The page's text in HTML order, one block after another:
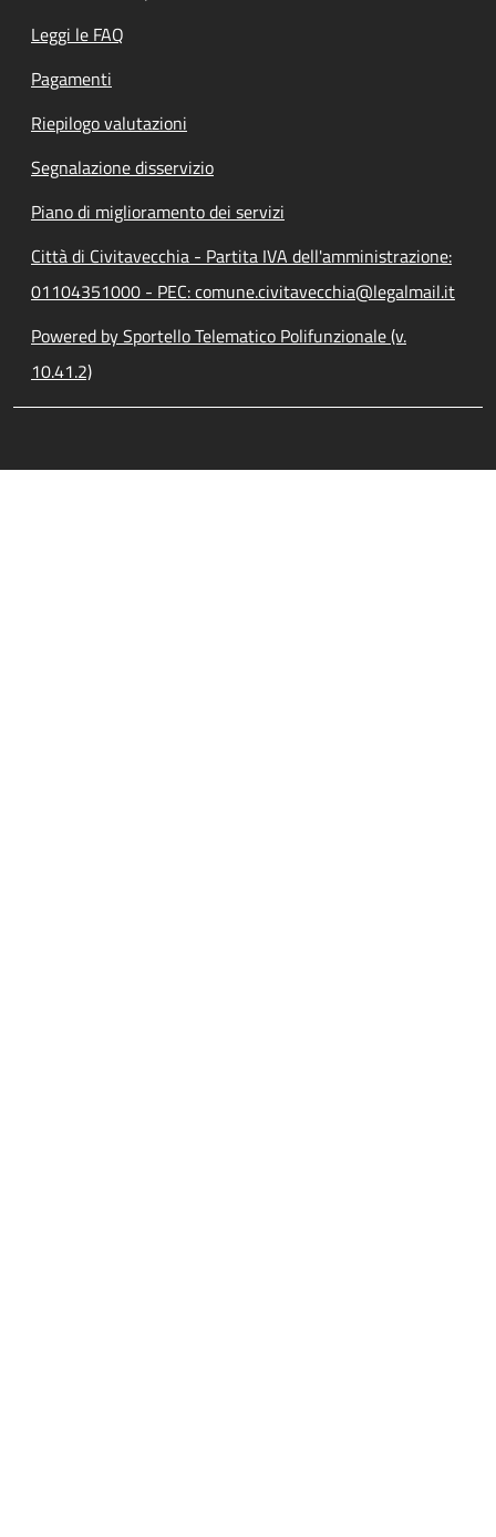
Leggi le FAQ
Pagamenti
Riepilogo valutazioni
Segnalazione disservizio
Piano di miglioramento dei servizi
Città di Civitavecchia - Partita IVA dell'amministrazione:
01104351000 - PEC: comune.civitavecchia@legalmail.it
Powered by Sportello Telematico Polifunzionale (v.
10.41.2)